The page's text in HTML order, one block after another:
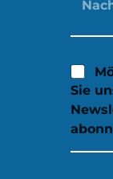
Sie